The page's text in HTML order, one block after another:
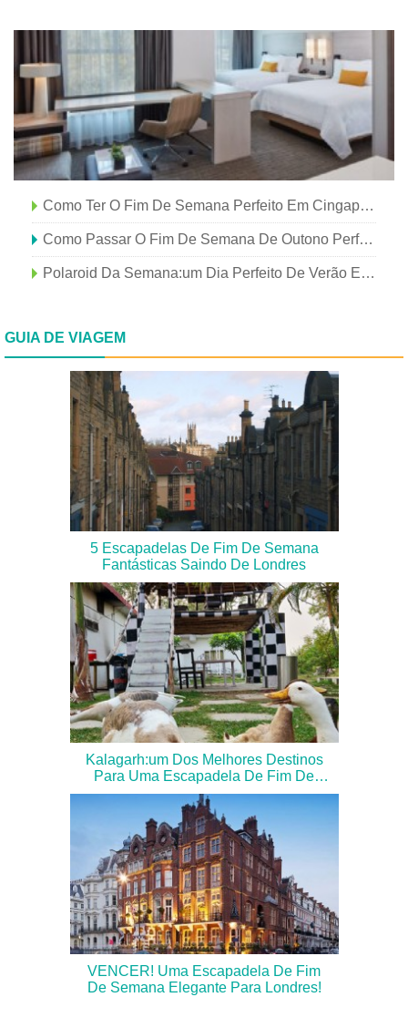
Como Ter O Fim De Semana Perfeito Em Cingapura Dentro Do Orçamento
Como Passar O Fim De Semana De Outono Perfeito Em Londres
Polaroid Da Semana:um Dia Perfeito De Verão Em Londres
GUIA DE VIAGEM
5 Escapadelas De Fim De Semana
Fantásticas Saindo De Londres
Kalagarh:um Dos Melhores Destinos
Para Uma Escapadela De Fim De
Semana A Partir De Deli
VENCER! Uma Escapadela De Fim
De Semana Elegante Para Londres!